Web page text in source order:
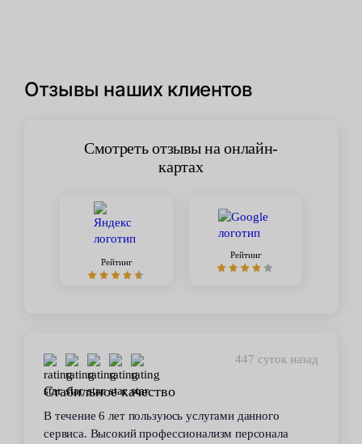
Отзывы наших клиентов
Смотреть отзывы на онлайн-
картах
Рейтинг
Рейтинг
447 суток назад
Стабильное качество
В течение 6 лет пользуюсь услугами данного
сервиса. Высокий профессионализм персонала